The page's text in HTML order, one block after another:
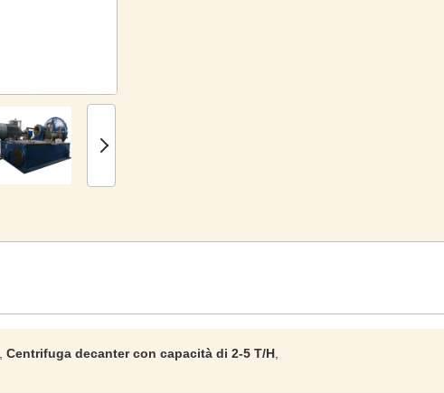
Centrifuga decanter con capacità di 2-5 T/H